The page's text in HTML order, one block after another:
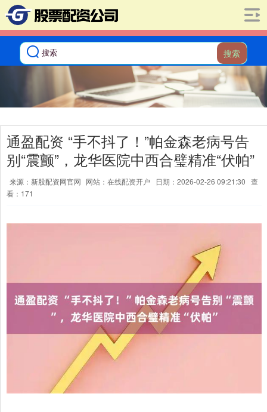
搜索
通盈配资 “手不抖了！”帕金森老病号告
别“震颤”，龙华医院中西合璧精准“伏帕”
来源：新股配资网官网 网站：在线配资开户 日期：2026-02-26 09:21:30 查
看：171